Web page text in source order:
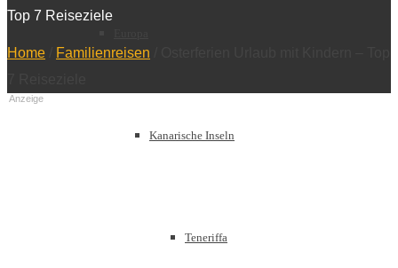
Kanarische Inseln
Teneriffa
Top 7 Reiseziele
Home Familienreisen
Anzeige